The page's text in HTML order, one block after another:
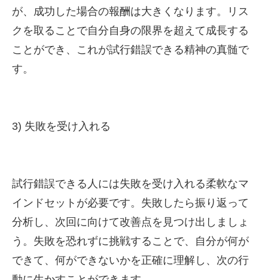
が、成功した場合の報酬は大きくなります。リス
クを取ることで自分自身の限界を超えて成長する
ことができ、これが試行錯誤できる精神の真髄で
す。
3) 失敗を受け入れる
試行錯誤できる人には失敗を受け入れる柔軟なマ
インドセットが必要です。失敗したら振り返って
分析し、次回に向けて改善点を見つけ出しましょ
う。失敗を恐れずに挑戦することで、自分が何が
できて、何ができないかを正確に理解し、次の行